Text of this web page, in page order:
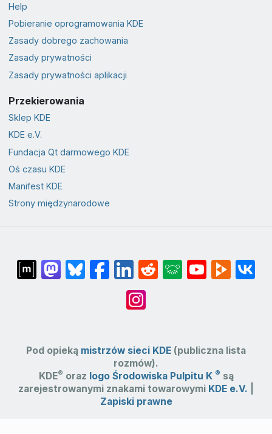
Help
Pobieranie oprogramowania KDE
Zasady dobrego zachowania
Zasady prywatności
Zasady prywatności aplikacji
Przekierowania
Sklep KDE
KDE e.V.
Fundacja Qt darmowego KDE
Oś czasu KDE
Manifest KDE
Strony międzynarodowe
Pod opieką mistrzów sieci KDE (publiczna lista
rozmów).
KDE® oraz logo Środowiska Pulpitu K ® są
zarejestrowanymi znakami towarowymi KDE e.V.
Zapiski prawne